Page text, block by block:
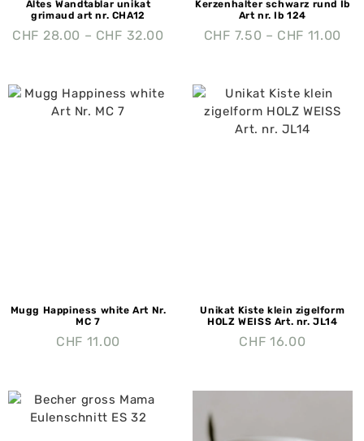
Altes Wandtablar unikat
grimaud art nr. CHA12
CHF 28.00 – CHF 32.00
Kerzenhalter schwarz rund Ib
Art nr. Ib 124
CHF 7.50 – CHF 11.00
Mugg Happiness white Art Nr.
MC 7
CHF 11.00
Unikat Kiste klein zigelform
HOLZ WEISS Art. nr. JL14
CHF 16.00